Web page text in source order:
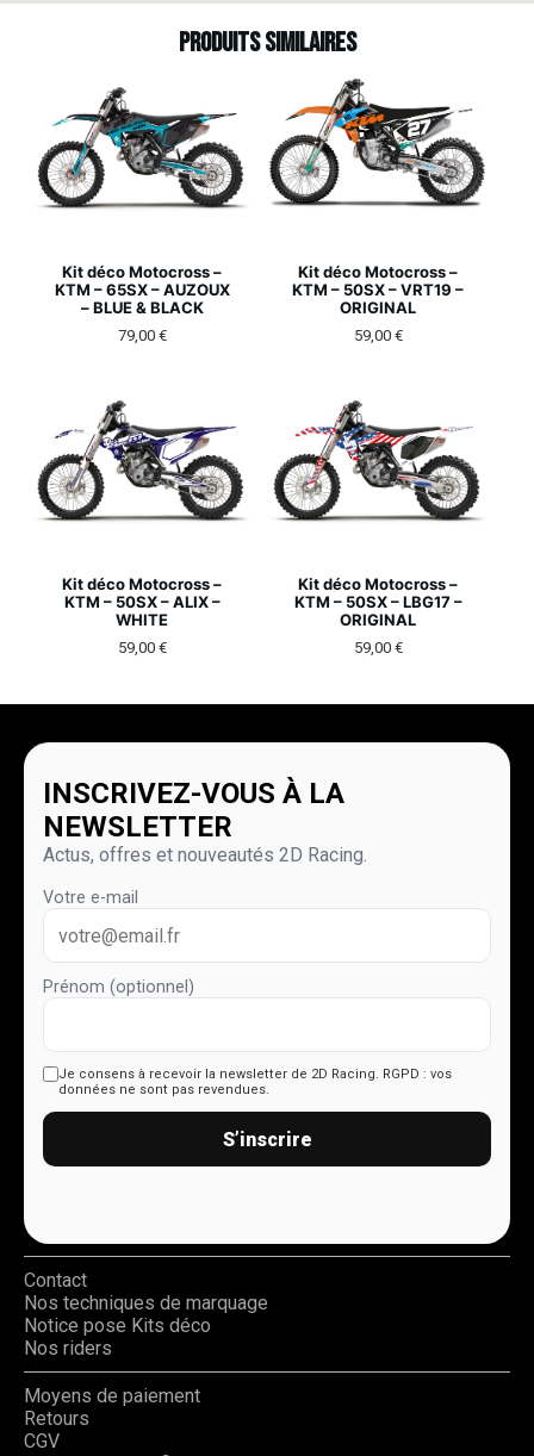
Produits similaires
Kit déco Motocross –
KTM – 65SX – AUZOUX
– BLUE & BLACK
79,00 €
Kit déco Motocross –
KTM – 50SX – VRT19 –
ORIGINAL
59,00 €
Kit déco Motocross –
KTM – 50SX – ALIX –
WHITE
59,00 €
Kit déco Motocross –
KTM – 50SX – LBG17 –
ORIGINAL
59,00 €
INSCRIVEZ-VOUS À LA
NEWSLETTER
Actus, offres et nouveautés 2D Racing.
Votre e-mail
Prénom (optionnel)
Je consens à recevoir la newsletter de 2D Racing. RGPD : vos
données ne sont pas revendues.
S’inscrire
Contact
Nos techniques de marquage
Notice pose Kits déco
Nos riders
Moyens de paiement
Retours
CGV